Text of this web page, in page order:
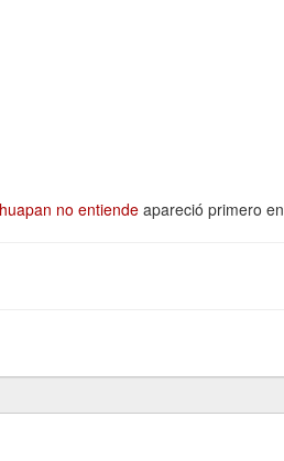
no entiende apareció primero en